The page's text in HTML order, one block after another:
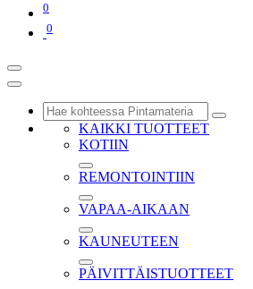
0
0
KAIKKI TUOTTEET
KOTIIN
REMONTOINTIIN
VAPAA-AIKAAN
KAUNEUTEEN
PÄIVITTÄISTUOTTEET